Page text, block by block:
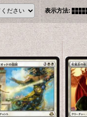
表示方法: